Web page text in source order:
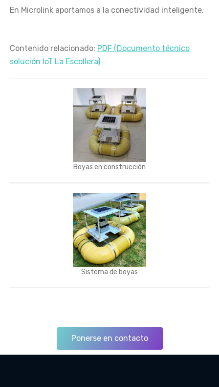
En Microlink aportamos a la conectividad inteligente.
Contenido relacionado: PDF (Documento técnico
solución IoT La Escollera)
Boyas en construcción
Sistema de boyas
Ponerse en contacto